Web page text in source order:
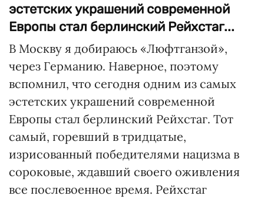
эстетских украшений современной
Европы стал берлинский Рейхстаг...
В Москву я добираюсь «Люфтганзой»,
через Германию. Наверное, поэтому
вспомнил, что сегодня одним из самых
эстетских украшений современной
Европы стал берлинский Рейхстаг. Тот
самый, горевший в тридцатые,
изрисованный победителями нацизма в
сороковые, ждавший своего оживления
все послевоенное время. Рейхстаг